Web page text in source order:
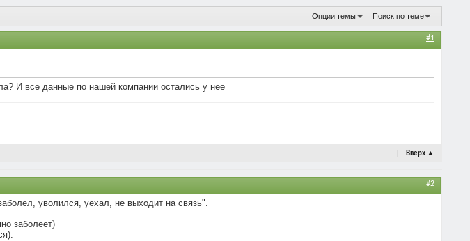
Опции темы Поиск по теме
#1
И все данные по нашей компании остались у нее
Вверх ▲
#2
уволился, уехал, не выходит на связь".
заболеет)